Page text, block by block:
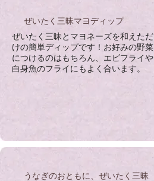
ぜいたく三昧マヨディップ
ぜいたく三昧とマヨネーズを和えただ
けの簡単ディップです！お好みの野菜
につけるのはもちろん、エビフライや
白身魚のフライにもよく合います。
うなぎのおともに、ぜいたく三昧